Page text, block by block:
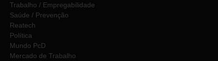
Trabalho / Empregabilidade
Saúde / Prevenção
Reatech
Política
Mundo PcD
Mercado de Trabalho